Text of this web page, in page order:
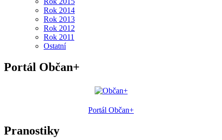
Rok 2014
Rok 2013
Rok 2012
Rok 2011
Ostatní
Portál Občan+
Portál Občan+
Pranostiky